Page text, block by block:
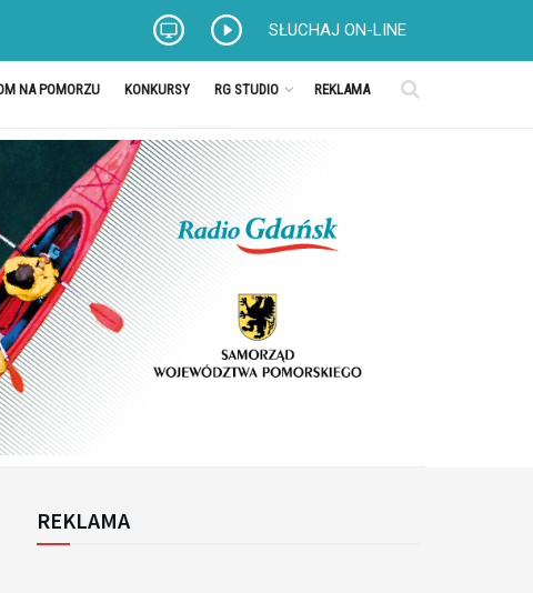
SŁUCHAJ ON-LINE
NA POMORZU KONKURSY RG STUDIO REKLAMA
REKLAMA